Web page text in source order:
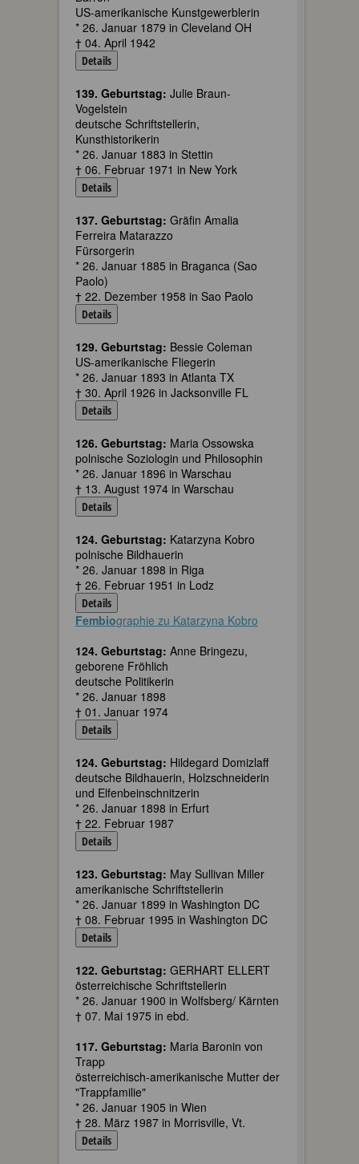
US-amerikanische Kunstgewerblerin
* 26. Januar 1879 in Cleveland OH
† 04. April 1942
Details
139. Geburtstag: Julie Braun-
Vogelstein
deutsche Schriftstellerin,
Kunsthistorikerin
* 26. Januar 1883 in Stettin
† 06. Februar 1971 in New York
Details
137. Geburtstag: Gräfin Amalia
Ferreira Matarazzo
Fürsorgerin
* 26. Januar 1885 in Braganca (Sao
Paolo)
† 22. Dezember 1958 in Sao Paolo
Details
129. Geburtstag: Bessie Coleman
US-amerikanische Fliegerin
* 26. Januar 1893 in Atlanta TX
† 30. April 1926 in Jacksonville FL
Details
126. Geburtstag: Maria Ossowska
polnische Soziologin und Philosophin
* 26. Januar 1896 in Warschau
† 13. August 1974 in Warschau
Details
124. Geburtstag: Katarzyna Kobro
polnische Bildhauerin
* 26. Januar 1898 in Riga
† 26. Februar 1951 in Lodz
Details
Fembiographie zu Katarzyna Kobro
124. Geburtstag: Anne Bringezu,
geborene Fröhlich
deutsche Politikerin
* 26. Januar 1898
† 01. Januar 1974
Details
124. Geburtstag: Hildegard Domizlaff
deutsche Bildhauerin, Holzschneiderin
und Elfenbeinschnitzerin
* 26. Januar 1898 in Erfurt
† 22. Februar 1987
Details
123. Geburtstag: May Sullivan Miller
amerikanische Schriftstellerin
* 26. Januar 1899 in Washington DC
† 08. Februar 1995 in Washington DC
Details
122. Geburtstag: GERHART ELLERT
österreichische Schriftstellerin
* 26. Januar 1900 in Wolfsberg/ Kärnten
† 07. Mai 1975 in ebd.
117. Geburtstag: Maria Baronin von
Trapp
österreichisch-amerikanische Mutter der
"Trappfamilie"
* 26. Januar 1905 in Wien
† 28. März 1987 in Morrisville, Vt.
Details